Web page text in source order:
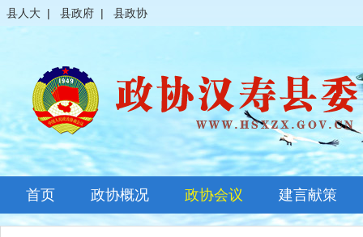
县人大 | 县政府 | 县政协
首页 政协概况 政协会议 建言献策